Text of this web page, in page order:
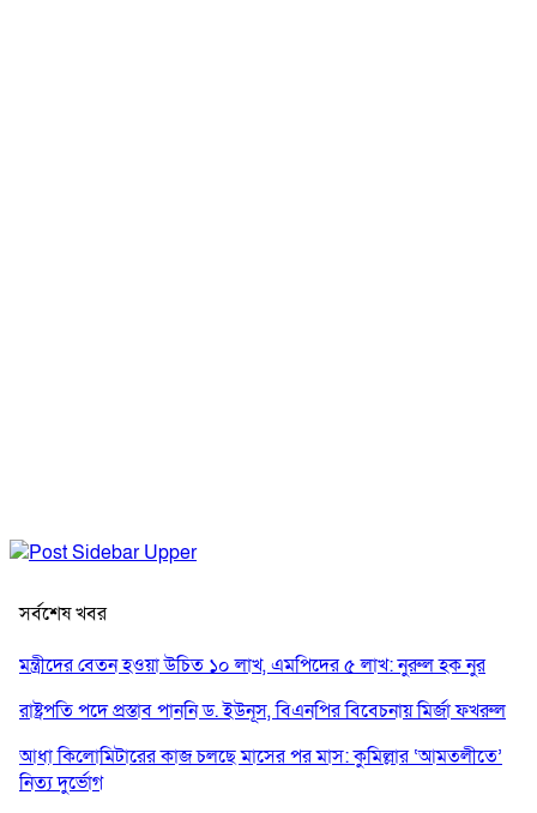
সর্বশেষ খবর
মন্ত্রীদের বেতন হওয়া উচিত ১০ লাখ, এমপিদের ৫ লাখ: নুরুল হক নুর
রাষ্ট্রপতি পদে প্রস্তাব পাননি ড. ইউনূস, বিএনপির বিবেচনায় মির্জা ফখরুল
আধা কিলোমিটারের কাজ চলছে মাসের পর মাস: কুমিল্লার ‘আমতলীতে’
নিত্য দুর্ভোগ